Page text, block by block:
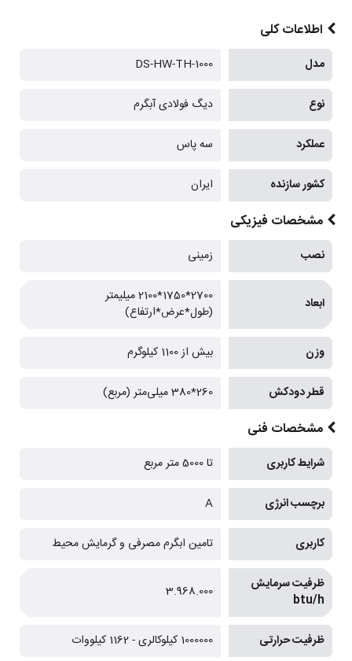
اطلاعات کلی
مدل DS-HW-TH-1000
نوع دیگ فولادی آبگرم
عملکرد سه پاس
کشور سازنده ایران
مشخصات فیزیکی
نصب زمینی
ابعاد
2700*1750*2100 میلیمتر
(طول*عرض*ارتفاع)
وزن بیش از 1100 کیلوگرم
قطر دودکش 260*380 میلی‌متر (مربع)
مشخصات فنی
شرایط کاربری تا 5000 متر مربع
برچسب انرژی A
کاربری تامین ابگرم مصرفی و گرمایش محیط
ظرفیت سرمایش
btu/h
3.968.000
ظرفیت حرارتی 1000000 کیلوکالری - 1162 کیلووات